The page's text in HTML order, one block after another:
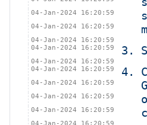
04-Jan-2024 16:20:59 so
04-Jan-2024 16:20:59
04-Jan-2024 16:20:59
04-Jan-2024 16:20:59
3.
04-Jan-2024 16:20:59
04-Jan-2024 16:20:59
4.
04-Jan-2024 16:20:59
04-Jan-2024 16:20:59 of
04-Jan-2024 16:20:59